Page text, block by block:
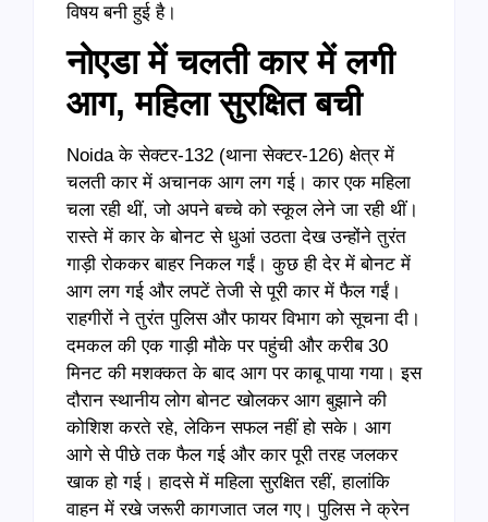
विषय बनी हुई है।
नोएडा में चलती कार में लगी
आग, महिला सुरक्षित बची
Noida के सेक्टर-132 (थाना सेक्टर-126) क्षेत्र में
चलती कार में अचानक आग लग गई। कार एक महिला
चला रही थीं, जो अपने बच्चे को स्कूल लेने जा रही थीं।
रास्ते में कार के बोनट से धुआं उठता देख उन्होंने तुरंत
गाड़ी रोककर बाहर निकल गईं। कुछ ही देर में बोनट में
आग लग गई और लपटें तेजी से पूरी कार में फैल गईं।
राहगीरों ने तुरंत पुलिस और फायर विभाग को सूचना दी।
दमकल की एक गाड़ी मौके पर पहुंची और करीब 30
मिनट की मशक्कत के बाद आग पर काबू पाया गया। इस
दौरान स्थानीय लोग बोनट खोलकर आग बुझाने की
कोशिश करते रहे, लेकिन सफल नहीं हो सके। आग
आगे से पीछे तक फैल गई और कार पूरी तरह जलकर
खाक हो गई। हादसे में महिला सुरक्षित रहीं, हालांकि
वाहन में रखे जरूरी कागजात जल गए। पुलिस ने क्रेन